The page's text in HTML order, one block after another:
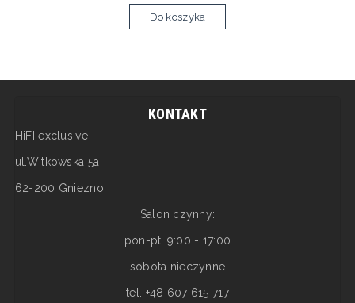
Do koszyka
KONTAKT
HiFI exclusive
ul.Witkowska 5a
62-200 Gniezno
Salon czynny:
pon-pt: 9:00 - 17:00
sobota nieczynne
tel. +48 607 615 717